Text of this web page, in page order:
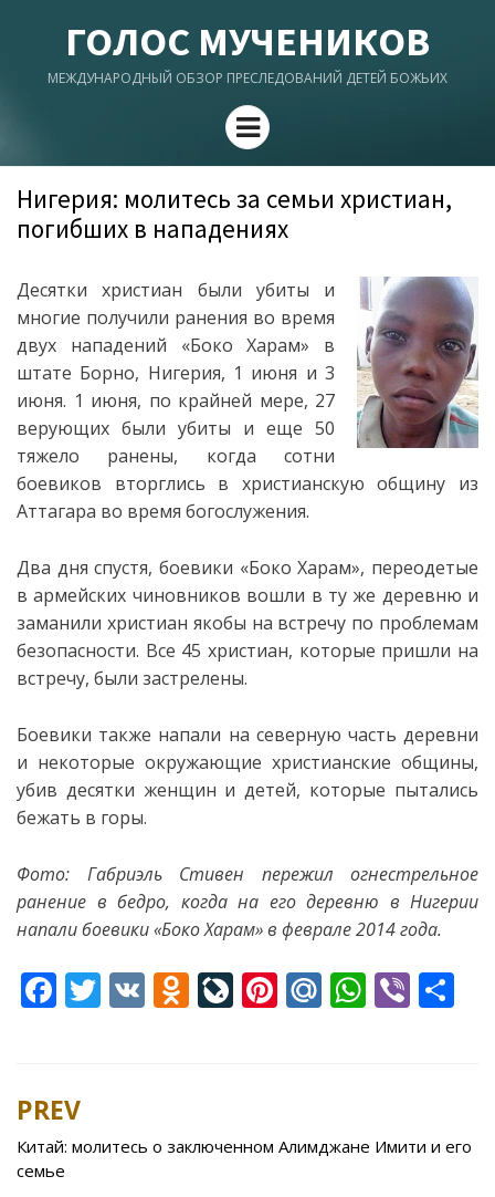
ГОЛОС МУЧЕНИКОВ
МЕЖДУНАРОДНЫЙ ОБЗОР ПРЕСЛЕДОВАНИЙ ДЕТЕЙ БОЖЬИХ
Menu
Нигерия: молитесь за семьи христиан,
погибших в нападениях
Десятки христиан были убиты и
многие получили ранения во время
двух нападений «Боко Харам» в
штате Борно, Нигерия, 1 июня и 3
июня. 1 июня, по крайней мере, 27
верующих были убиты и еще 50
тяжело ранены, когда сотни
боевиков вторглись в христианскую общину из
Аттагара во время богослужения.
Два дня спустя, боевики «Боко Харам», переодетые
в армейских чиновников вошли в ту же деревню и
заманили христиан якобы на встречу по проблемам
безопасности. Все 45 христиан, которые пришли на
встречу, были застрелены.
Боевики также напали на северную часть деревни
и некоторые окружающие христианские общины,
убив десятки женщин и детей, которые пытались
бежать в горы.
Фото: Габриэль Стивен пережил огнестрельное
ранение в бедро, когда на его деревню в Нигерии
напали боевики «Боко Харам» в феврале 2014 года.
F
b
o
o
T V O
kl
as
Li
u
r
Pi
st
M
u
W
A
p
Vi
Post
navigation
PREV
Китай: молитесь о заключенном Алимджане Имити и его
семье